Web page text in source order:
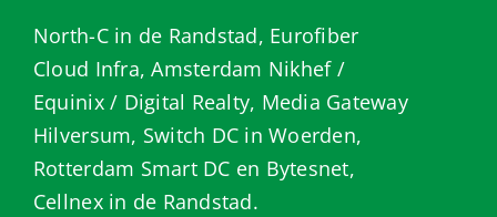
North-C in de Randstad, Eurofiber
Cloud Infra, Amsterdam Nikhef /
Equinix / Digital Realty, Media Gateway
Hilversum, Switch DC in Woerden,
Rotterdam Smart DC en Bytesnet,
Cellnex in de Randstad.